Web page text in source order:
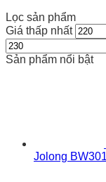
Lọc sản phẩm
Giá thấp nhất
Sản phẩm nổi bật
Jolong BW301